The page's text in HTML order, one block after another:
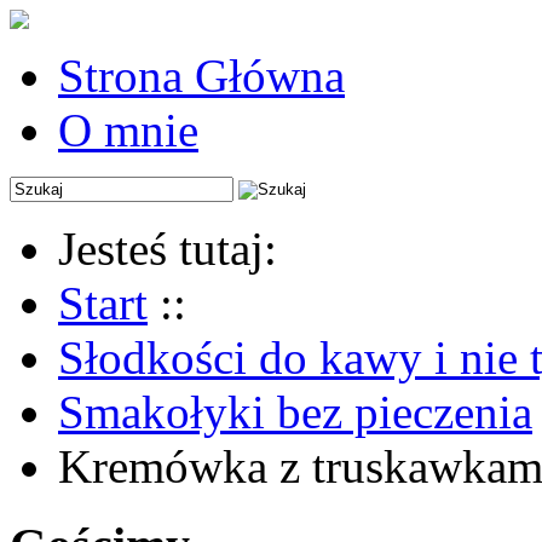
Strona Główna
O mnie
Jesteś tutaj:
Start ::
Słodkości do kawy i nie
Smakołyki bez pieczenia
Kremówka z